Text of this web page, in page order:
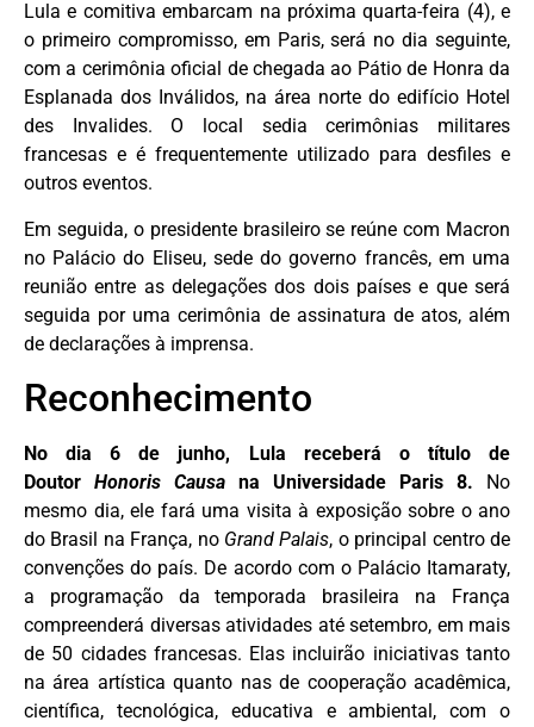
Lula e comitiva embarcam na próxima quarta-feira (4), e
o primeiro compromisso, em Paris, será no dia seguinte,
com a cerimônia oficial de chegada ao Pátio de Honra da
Esplanada dos Inválidos, na área norte do edifício Hotel
des Invalides. O local sedia cerimônias militares
francesas e é frequentemente utilizado para desfiles e
outros eventos.
Em seguida, o presidente brasileiro se reúne com Macron
no Palácio do Eliseu, sede do governo francês, em uma
reunião entre as delegações dos dois países e que será
seguida por uma cerimônia de assinatura de atos, além
de declarações à imprensa.
Reconhecimento
No dia 6 de junho, Lula receberá o título de
Doutor Honoris Causa na Universidade Paris 8. No
mesmo dia, ele fará uma visita à exposição sobre o ano
do Brasil na França, no Grand Palais, o principal centro de
convenções do país. De acordo com o Palácio Itamaraty,
a programação da temporada brasileira na França
compreenderá diversas atividades até setembro, em mais
de 50 cidades francesas. Elas incluirão iniciativas tanto
na área artística quanto nas de cooperação acadêmica,
científica, tecnológica, educativa e ambiental, com o